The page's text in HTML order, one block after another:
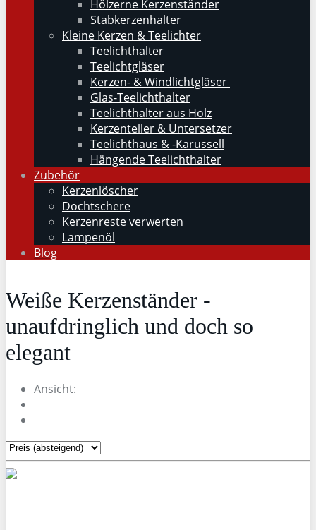
Hölzerne Kerzenständer
Stabkerzenhalter
Kleine Kerzen & Teelichter
Teelichthalter
Teelichtgläser
Kerzen- & Windlichtgläser
Glas-Teelichthalter
Teelichthalter aus Holz
Kerzenteller & Untersetzer
Teelichthaus & -Karussell
Hängende Teelichthalter
Zubehör
Kerzenlöscher
Dochtschere
Kerzenreste verwerten
Lampenöl
Blog
Weiße Kerzenständer -
unaufdringlich und doch so
elegant
Ansicht: